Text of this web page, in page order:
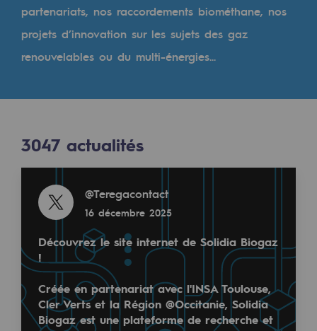
Une organisation adaptative et ouverte
Une organisation adaptative et
Notre culture et nos valeurs
Une organisation certifiée
Notre organisation
Notre organisation
Gouvernance
Indicateurs
Publications institutionnelles
partenariats, nos raccordements biométhane, nos
projets d’innovation sur les sujets des gaz
renouvelables ou du multi-énergies...
3047 ACTUALITÉS
Read more
@Teregacontact
6 juin 2025
3047 actualités
@Teregacontact
16 décembre 2025
Découvrez le site internet de Solidia Biogaz
!
Créée en partenariat avec l'INSA Toulouse,
Cler Verts et la Région @Occitanie, Solidia
Biogaz est une plateforme de recherche et